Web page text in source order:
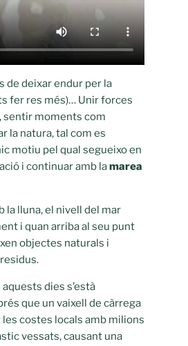
de deixar endur per la
fer res més)… Unir forces
sentir moments com
la natura, tal com es
motiu pel qual segueixo en
i continuar amb lamarea
la lluna, el nivell del mar
i quan arriba al seu punt
objectes naturals i
dies s’està
que un vaixell de càrrega
costes locals amb milions
vessats, causant una